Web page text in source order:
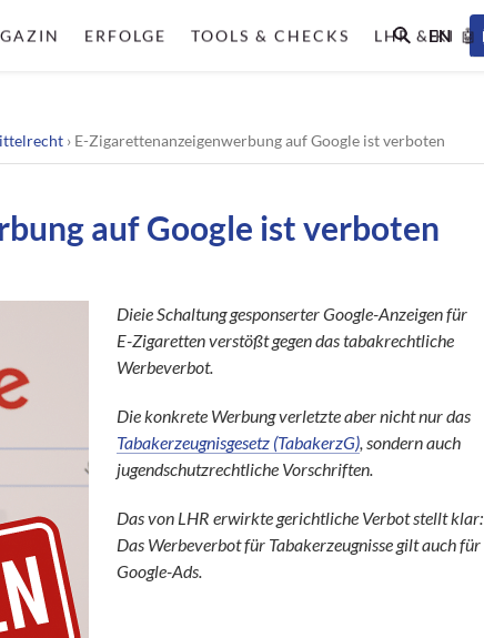
ERFOLGE TOOLS & CHECKS LHR & KI 🤖
EN
› E-Zigarettenanzeigenwerbung auf Google ist verboten
auf Google ist verboten
Dieie Schaltung gesponserter Google-Anzeigen für
E-Zigaretten verstößt gegen das tabakrechtliche
Werbeverbot.
Die konkrete Werbung verletzte aber nicht nur das
Tabakerzeugnisgesetz (TabakerzG), sondern auch
jugendschutzrechtliche Vorschriften.
Das von LHR erwirkte gerichtliche Verbot stellt klar:
Das Werbeverbot für Tabakerzeugnisse gilt auch für
Google-Ads.